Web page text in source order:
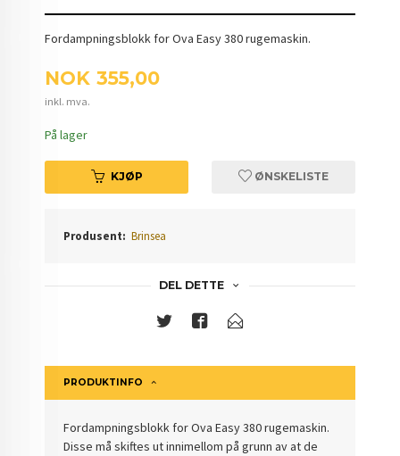
Fordampningsblokk for Ova Easy 380 rugemaskin.
Pris
NOK 355,00
inkl. mva.
På lager
KJØP ØNSKELISTE
Produsent: Brinsea
DEL DETTE
PRODUKTINFO
Fordampningsblokk for Ova Easy 380 rugemaskin.
Disse må skiftes ut innimellom på grunn av at de